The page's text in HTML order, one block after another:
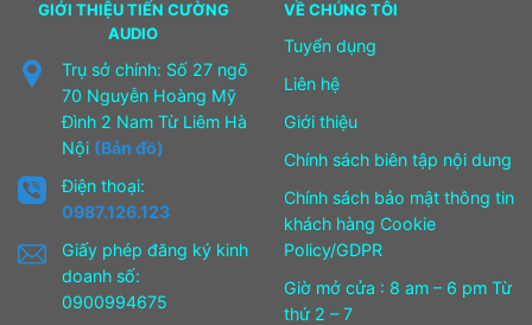
GIỚI THIỆU TIẾN CƯỜNG
AUDIO
Trụ sở chính: Số 27 ngõ
70 Nguyễn Hoàng Mỹ
Đình 2 Nam Từ Liêm Hà
Nội (Bản đồ)
Điện thoại:
0987.126.123
Giấy phép đăng ký kinh
doanh số:
0900994675
VỀ CHÚNG TÔI
Tuyển dụng
Liên hệ
Giới thiệu
Chính sách biên tập nội dung
Chính sách bảo mật thông tin
khách hàng Cookie
Policy/GDPR
Giờ mở cửa : 8 am – 6 pm Từ
thứ 2 – 7